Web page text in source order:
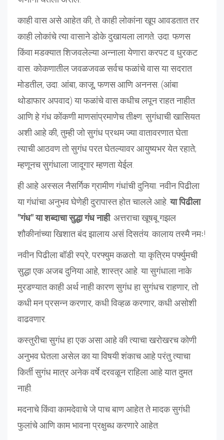
काही वास असे आहेत की, ते काही लोकांना खूप आवडतात तर
काही लोकांचे त्या वासाने डोके दुखायला लागते. उदा. फणस
किंवा मडक्यात शिजवलेल्या अन्नाला येणारा करपट व धुरकट
वास. कोकणातील जवळजवळ सर्वच फळांचे वास या सदरात
मोडतील, उदा. आंबा, काजू, फणस आणि अननस. (आंबा
थोडाफार अपवाद) या फळांचे वास कधीच लपून राहत नाहीत
आणि हे गंध कोंकणी माणसांप्रमाणेच तीक्ष्ण. सुगंधाची खासियत
अशी आहे की, तुम्ही जो सुगंध प्रथम ज्या वातावरणात घेता
त्याची आठवण तो सुगंध परत घेतल्यावर आयुष्यभर येत रहाते;
म्हणूनच सुगंधाला जादूगार म्हणता येईल.
ही आहे अस्सल नैसर्गिक ग्रामीण गंधांची दुनिया. नवीन पिढीला
या गंधांचा अनुभव घेणेही दुरापास्त होत चालले आहे.या पिढीला
"गंध" या शब्दाचा सुद्धा गंध नाही. अत्तराचा खूषबू गझल
शौकीनांच्या खिशात बंद झालाय असं दिसतंय. कालाय तस्मै नमः!
नवीन पिढीला बॉडी स्प्रे, परफ्युम कळतो. या कृत्रिम पर्फ्युमची
सुद्धा एक अजब दुनिया आहे, शास्त्र आहे. या सुगंधाला नाके
मुरडण्यात काही अर्थ नाही कारण सुगंध हा सुगंधच राहणार, तो
कधी मन प्रसन्न करणार, कधी विव्हळ करणार, कधी असोशी
वाढवणार.
कस्तुरीचा सुगंध हा एक असा आहे की त्याचा खरोखरच कोणी
अनुभव घेतला असेल का या विषयी शंकाच आहे परंतु त्याचा
किर्ती सुगंध मात्र अनेक वर्षे दरवळून राहिला आहे यात दुमत
नाही.
मदनाचे किंवा कामदेवाचे जे पाच बाण आहेत ते मादक सुगंधी
फुलांचे आणि काम भावना प्रक्षुब्ध करणारे आहेत.